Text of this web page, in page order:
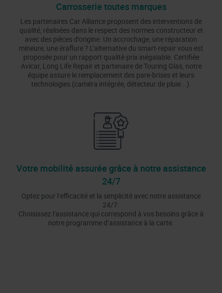
Carrosserie toutes marques
Les partenaires Car Alliance proposent des interventions de
qualité, réalisées dans le respect des normes constructeur et
avec des pièces d’origine. Un accrochage, une réparation
mineure, une éraflure ? L’alternative du smart-repair vous est
proposée pour un rapport qualité-prix inégalable. Certifiée
Avicar, Long Life Repair et partenaire de Touring Glas, notre
équipe assure le remplacement des pare-brises et leurs
technologies (caméra intégrée, détecteur de pluie...).
Votre mobilité assurée grâce à notre assistance
24/7
Optez pour l’efficacité et la simplicité avec notre assistance
24/7.
Choisissez l’assistance qui correspond à vos besoins grâce à
notre programme d’assistance à la carte.